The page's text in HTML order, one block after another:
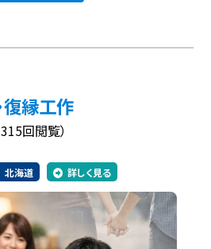
復縁工作
回閲覧）
北海道 詳しく見る